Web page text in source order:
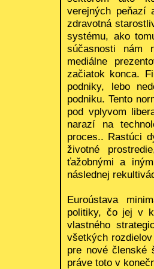
verejných peňazí
zdravotná
systému, ako
súčasnosti nám
mediálne
začiatok konca.
podniky, lebo
podniku. Tento
pod vplyvom
narazí na
proces.. Rastúci
životné
ťažobnými a
následnej
Euroústava
politiky, čo jej v
vlastného
všetkých
pre nové členské
práve toto v